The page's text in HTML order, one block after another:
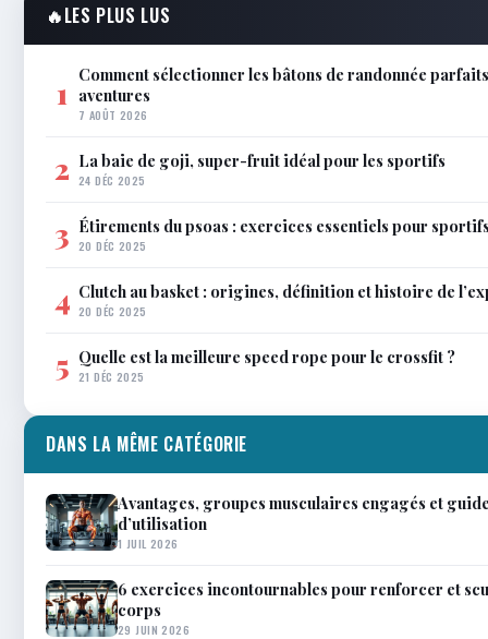
🔥LES PLUS LUS
1
Comment sélectionner les bâtons de randonnée
aventures
7 AOÛT 2026
2 La baie de goji, super-fruit idéal pour les sportifs
24 DÉC 2025
3 Étirements du psoas : exercices essentiels pour
20 DÉC 2025
4 Clutch au basket : origines, définition et histoire de
20 DÉC 2025
5 Quelle est la meilleure speed rope pour le crossfit ?
21 DÉC 2025
DANS LA MÊME CATÉGORIE
Avantages, groupes musculaires engagés et
d’utilisation
1 JUIL 2026
6 exercices incontournables pour renforcer et
corps
29 JUIN 2026